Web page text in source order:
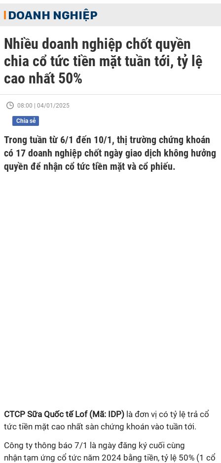
DOANH NGHIỆP
Nhiều doanh nghiệp chốt quyền
chia cổ tức tiền mặt tuần tới, tỷ lệ
cao nhất 50%
08:00 | 04/01/2025
Chia sẻ
Trong tuần từ 6/1 đến 10/1, thị trường chứng khoán
có 17 doanh nghiệp chốt ngày giao dịch không hưởng
quyền để nhận cổ tức tiền mặt và cổ phiếu.
CTCP Sữa Quốc tế Lof (Mã: IDP) là đơn vị có tỷ lệ trả cổ
tức tiền mặt cao nhất sàn chứng khoán vào tuần tới.
Công ty thông báo 7/1 là ngày đăng ký cuối cùng
nhận tạm ứng cổ tức năm 2024 bằng tiền, tỷ lệ 50% (1 cổ